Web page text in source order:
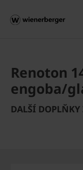
Renoton
engoba/
DALŠÍ DOPLŇKY